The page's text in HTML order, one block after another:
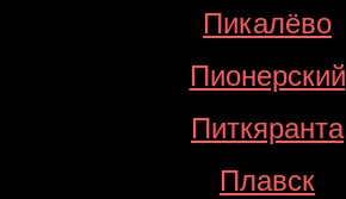
Пикалёво
Пионерский
Питкяранта
Плавск